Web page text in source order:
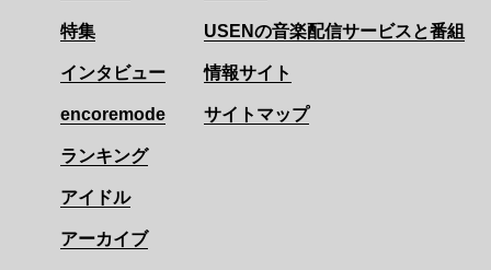
特集
インタビュー
encoremode
ランキング
アイドル
アーカイブ
USENの音楽配信サービスと番組
情報サイト
サイトマップ